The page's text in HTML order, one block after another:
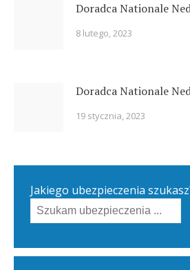
Doradca Nationale
8 lutego, 2023
Doradca Nationale
19 stycznia, 2023
Jakiego ubezpieczenia